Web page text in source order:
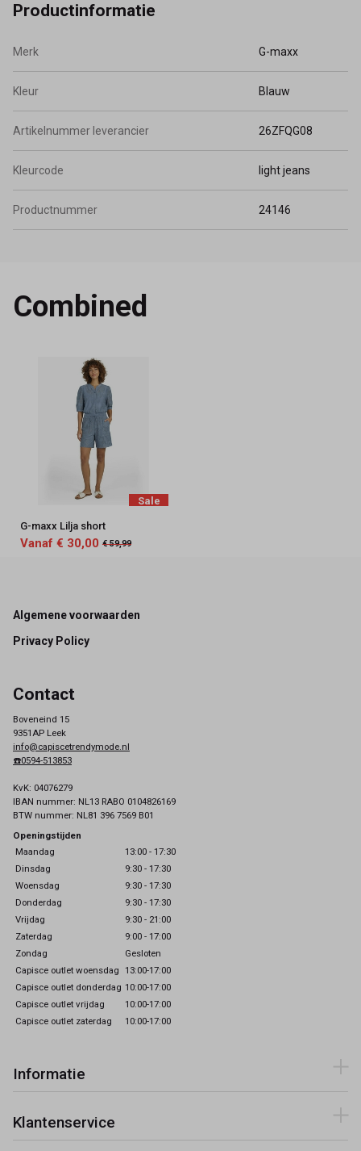
Productinformatie
Merk G-maxx
Kleur Blauw
Artikelnummer leverancier 26ZFQG08
Kleurcode light jeans
Productnummer 24146
Combined
Sale
G-maxx Lilja short
Vanaf € 30,00 € 59,99
Footer
Algemene voorwaarden
Privacy Policy
Contact
Boveneind 15
9351AP Leek
info@capiscetrendymode.nl
☎️0594-513853
KvK: 04076279
IBAN nummer: NL13 RABO 0104826169
BTW nummer: NL81 396 7569 B01
Openingstijden
Maandag
13:00 - 17:30
Dinsdag
9:30 - 17:30
Woensdag
9:30 - 17:30
Donderdag
9:30 - 17:30
Vrijdag
9:30 - 21:00
Zaterdag
9:00 - 17:00
Zondag
Gesloten
Capisce outlet woensdag 13:00-17:00
Capisce outlet donderdag 10:00-17:00
Capisce outlet vrijdag
10:00-17:00
Capisce outlet zaterdag
10:00-17:00
Informatie
Klantenservice